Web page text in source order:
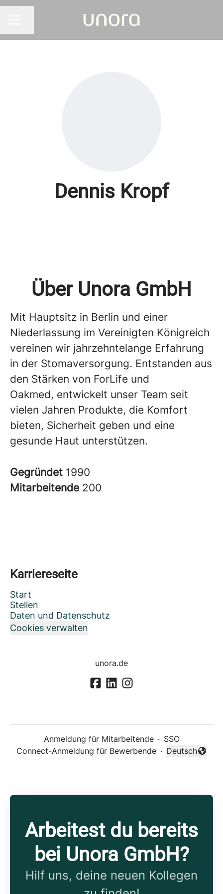
Dennis Kropf
Über Unora GmbH
Mit Hauptsitz in Berlin und einer
Niederlassung im Vereinigten Königreich
vereinen wir jahrzehntelange Erfahrung
in der Stomaversorgung. Entstanden aus
den Stärken von ForLife und
Oakmed, entwickelt unser Team seit
vielen Jahren Produkte, die Komfort
bieten, Sicherheit geben und eine
gesunde Haut unterstützen.
Gegründet 1990
Mitarbeitende 200
Karriereseite
Start
Stellen
Daten und Datenschutz
Cookies verwalten
unora.de
Anmeldung für Mitarbeitende · SSO
Connect-Anmeldung für Bewerbende ·
Sprache
Deutsch
Arbeitest du bereits
bei Unora GmbH?
Hilf uns, deine neuen Kollegen